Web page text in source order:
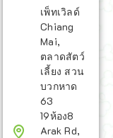
เพ็ทเวิลด์
Chiang
Mai,
ตลาดสัตว์
เลี้ยง สวน
บวกหาด
63
19ห้อง8
Arak Rd,